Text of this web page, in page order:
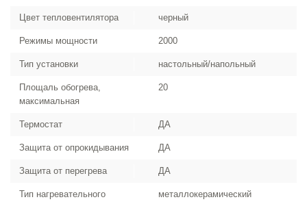
Цвет тепловентилятора черный
Режимы мощности 2000
Тип установки настольный/напольный
Площаль обогрева,
максимальная
20
Термостат ДА
Защита от опрокидывания ДА
Защита от перегрева ДА
Тип нагревательного
металлокерамический